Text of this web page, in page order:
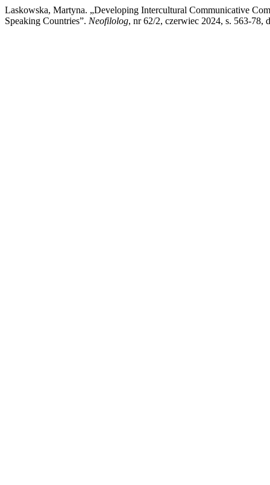
Laskowska, Martyna. „Developing Intercultural Communicative
Speaking Countries”. Neofilolog, nr 62/2, czerwiec 2024, s. 563-78,